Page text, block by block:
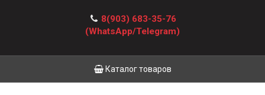
8(903) 683-35-76
(WhatsApp/Telegram)
Каталог товаров